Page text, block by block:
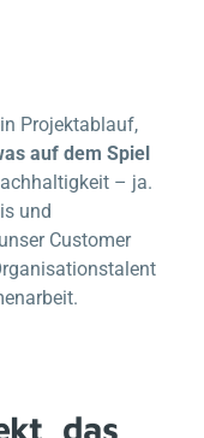
Projektablauf,
auf dem Spiel
– ja.
und
Customer
das